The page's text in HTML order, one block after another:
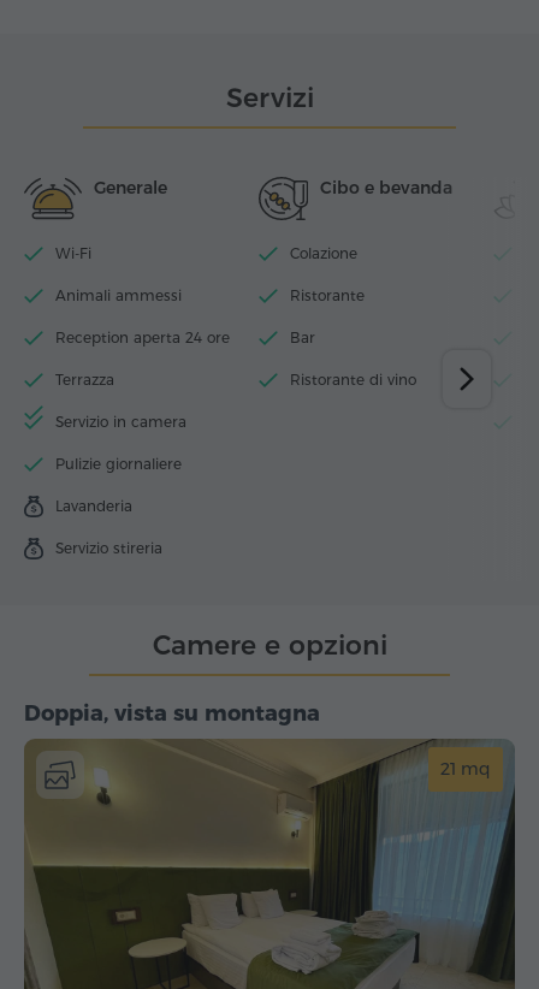
Servizi
Generale
Wi-Fi
Animali ammessi
Reception aperta 24 ore
Terrazza
Servizio in camera
Pulizie giornaliere
Lavanderia
Servizio stireria
Cibo e bevanda
Colazione
Ristorante
Bar
Ristorante di vino
Doppia, vista su montagna
21 mq
Camere e opzioni